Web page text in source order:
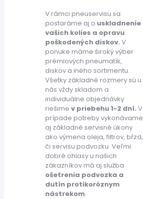
V rámci pneuservisu sa
postaráme aj o uskladnenie
vašich kolies a opravu
poškodených diskov. V
ponuke máme široký výber
prémiových pneumatík,
diskov a iného sortimentu.
Všetky základné rozmery sú u
nás vždy skladom a
individuálne objednávky
riešime v priebehu 1-2 dní. V
prípade potreby vykonávame
aj základné servisné úkony
ako výmena oleja, filtrov, bŕzd,
či servisu podvozku. Veľmi
dobré ohlasy u našich
zákazníkov má aj služba
ošetrenia podvozka a
dutín protikoróznym
nástrekom.